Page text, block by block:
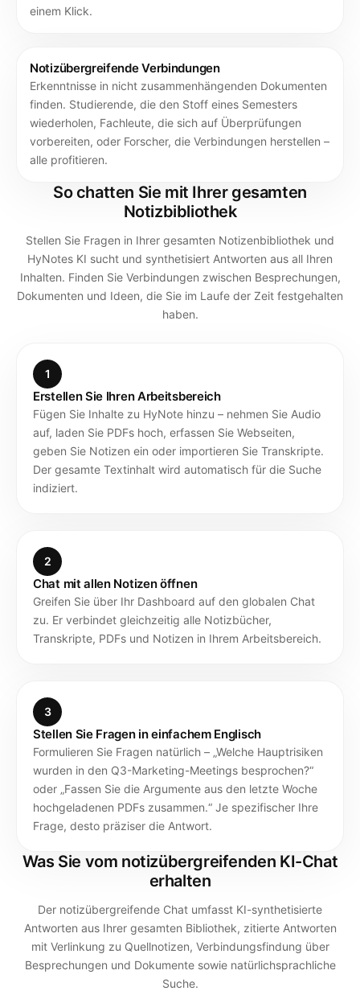
einem Klick.
Notizübergreifende Verbindungen
Erkenntnisse in nicht zusammenhängenden Dokumenten
finden. Studierende, die den Stoff eines Semesters
wiederholen, Fachleute, die sich auf Überprüfungen
vorbereiten, oder Forscher, die Verbindungen herstellen –
alle profitieren.
So chatten Sie mit Ihrer gesamten
Notizbibliothek
Stellen Sie Fragen in Ihrer gesamten Notizenbibliothek und
HyNotes KI sucht und synthetisiert Antworten aus all Ihren
Inhalten. Finden Sie Verbindungen zwischen Besprechungen,
Dokumenten und Ideen, die Sie im Laufe der Zeit festgehalten
haben.
1
Erstellen Sie Ihren Arbeitsbereich
Fügen Sie Inhalte zu HyNote hinzu – nehmen Sie Audio
auf, laden Sie PDFs hoch, erfassen Sie Webseiten,
geben Sie Notizen ein oder importieren Sie Transkripte.
Der gesamte Textinhalt wird automatisch für die Suche
indiziert.
2
Chat mit allen Notizen öffnen
Greifen Sie über Ihr Dashboard auf den globalen Chat
zu. Er verbindet gleichzeitig alle Notizbücher,
Transkripte, PDFs und Notizen in Ihrem Arbeitsbereich.
3
Stellen Sie Fragen in einfachem Englisch
Formulieren Sie Fragen natürlich – „Welche Hauptrisiken
wurden in den Q3-Marketing-Meetings besprochen?“
oder „Fassen Sie die Argumente aus den letzte Woche
hochgeladenen PDFs zusammen.“ Je spezifischer Ihre
Frage, desto präziser die Antwort.
Was Sie vom notizübergreifenden KI-Chat
erhalten
Der notizübergreifende Chat umfasst KI-synthetisierte
Antworten aus Ihrer gesamten Bibliothek, zitierte Antworten
mit Verlinkung zu Quellnotizen, Verbindungsfindung über
Besprechungen und Dokumente sowie natürlichsprachliche
Suche.